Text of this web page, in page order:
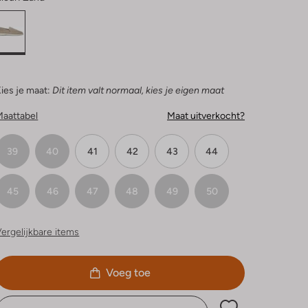
je maat: Dit item valt normaal, kies je eigen maat
Maat uitverkocht?
39 40 41 42 43 44
45 46 47 48 49 50
items
Voeg toe